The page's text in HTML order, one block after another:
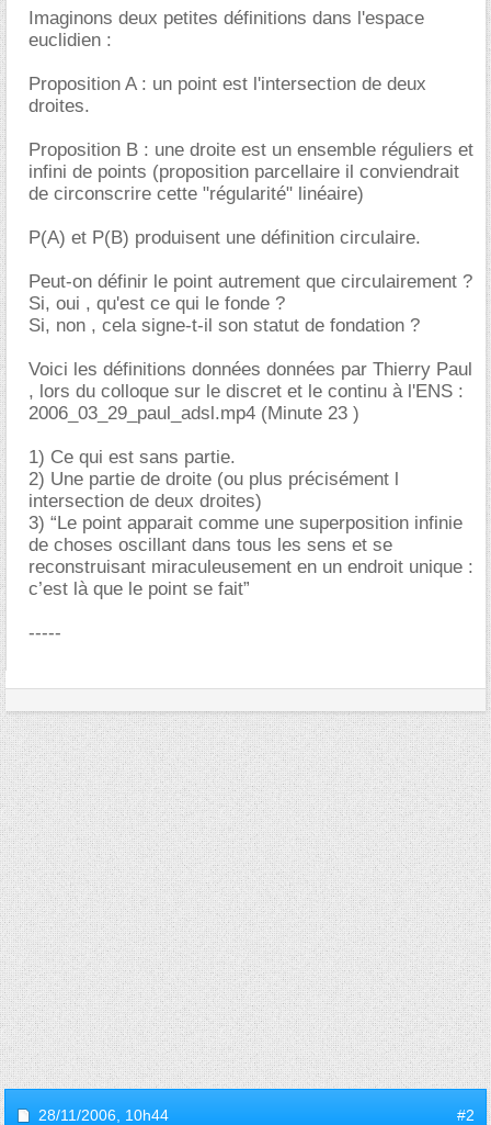
Imaginons deux petites définitions dans l'espace
euclidien :
Proposition A : un point est l'intersection de deux
droites.
Proposition B : une droite est un ensemble réguliers et
infini de points (proposition parcellaire il conviendrait
de circonscrire cette "régularité" linéaire)
P(A) et P(B) produisent une définition circulaire.
Peut-on définir le point autrement que circulairement ?
Si, oui , qu'est ce qui le fonde ?
Si, non , cela signe-t-il son statut de fondation ?
Voici les définitions données données par Thierry Paul
, lors du colloque sur le discret et le continu à l'ENS :
2006_03_29_paul_adsl.mp4 (Minute 23 )
1) Ce qui est sans partie.
2) Une partie de droite (ou plus précisément l
intersection de deux droites)
3) “Le point apparait comme une superposition infinie
de choses oscillant dans tous les sens et se
reconstruisant miraculeusement en un endroit unique :
c’est là que le point se fait”
-----
28/11/2006, 10h44 #2